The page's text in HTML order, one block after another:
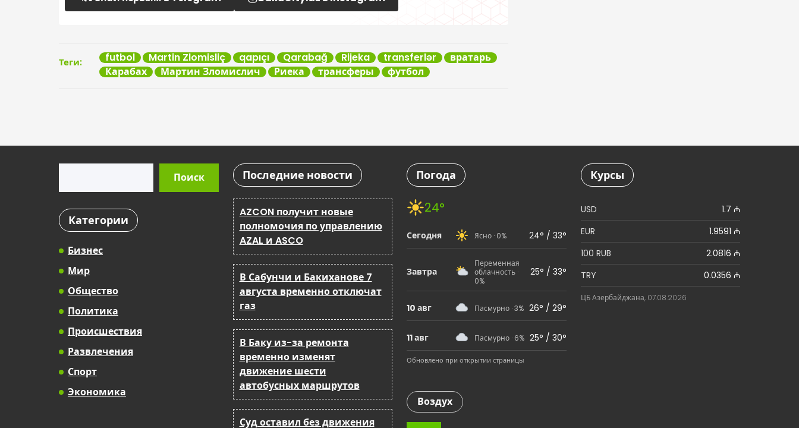
Теги: futbol Martin Zlomisliç qapıçı Qarabağ Rijeka transferlər
вратарь
Карабах
Мартин Зломислич Риека трансферы футбол
Поиск
Категории
Бизнес
Мир
Общество
Политика
Происшествия
Развлечения
Спорт
Экономика
Последние новости
AZCON получит новые
полномочия по управлению
AZAL и ASCO
В Сабунчи и Бакиханове 7
августа временно отключат
газ
В Баку из-за ремонта
временно изменят
движение шести
автобусных маршрутов
Суд оставил без движения
Погода
24°
Сегодня Ясно · 0% 24° / 33°
Завтра
Переменная
облачность ·
0%
25° / 33°
10 авг Пасмурно · 3% 26° / 29°
11 авг Пасмурно · 6% 25° / 30°
Обновлено при открытии страницы
Воздух
Курсы
USD
1.7 ₼
EUR
1.9591 ₼
100 RUB
2.0816 ₼
TRY
0.0356 ₼
ЦБ Азербайджана, 07.08.2026